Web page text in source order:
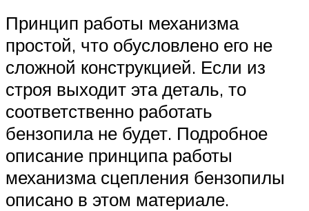
Принцип работы механизма
простой, что обусловлено его не
сложной конструкцией. Если из
строя выходит эта деталь, то
соответственно работать
бензопила не будет. Подробное
описание принципа работы
механизма сцепления бензопилы
описано в этом материале.